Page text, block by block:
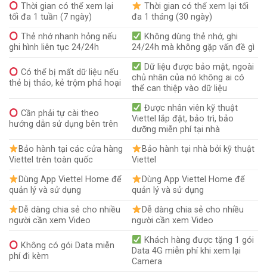
Thời gian có thể xem lại
tối đa 1 tuần (7 ngày)
Thời gian có thể xem lại tối
đa 1 tháng (30 ngày)
Thẻ nhớ nhanh hỏng nếu
ghi hình liên tục 24/24h
Không dùng thẻ nhớ, ghi
24/24h mà không gặp vấn đề gì
Có thể bị mất dữ liệu nếu
thẻ bị tháo, kẻ trộm phá hoại
Dữ liệu được bảo mật, ngoài
chủ nhân của nó không ai có
thể can thiệp vào dữ liệu
Cần phải tự cài theo
hướng dẫn sử dụng bên trên
Được nhân viên kỹ thuật
Viettel lắp đặt, bảo trì, bảo
dưỡng miễn phí tại nhà
Bảo hành tại các cửa hàng
Viettel trên toàn quốc
Bảo hành tại nhà bởi kỹ thuật
Viettel
Dùng App Viettel Home để
quản lý và sử dụng
Dùng App Viettel Home để
quản lý và sử dụng
Dễ dàng chia sẻ cho nhiều
người cần xem Video
Dễ dàng chia sẻ cho nhiều
người cần xem Video
Không có gói Data miễn
phí đi kèm
Khách hàng được tặng 1 gói
Data 4G miễn phí khi xem lại
Camera